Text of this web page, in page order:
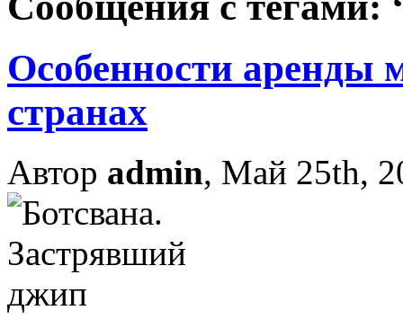
Особенности
странах
Автор admin, Май 25th,